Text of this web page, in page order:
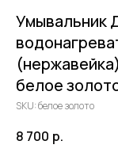
Умывальник
белое
SKU:белое золото
8 700 р.